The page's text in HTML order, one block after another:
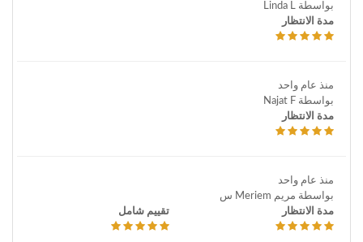
بواسطة Linda L
مدة الانتظار
منذ عام واحد
بواسطة Najat F
مدة الانتظار
منذ عام واحد
بواسطة مريم Meriem س
مدة الانتظار
تقييم شامل